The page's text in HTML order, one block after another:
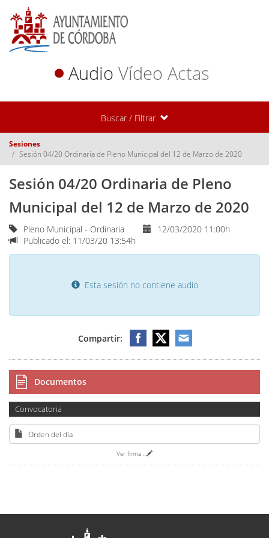
Audio Vídeo Actas
Buscar / Filtrar
Sesiones
Sesión 04/20 Ordinaria de Pleno Municipal del 12 de Marzo de 2020
Sesión 04/20 Ordinaria de Pleno
Municipal del 12 de Marzo de 2020
Pleno Municipal - Ordinaria
12/03/2020 11:00h
Publicado el: 11/03/20 13:54h
Esta sesión no contiene audio
Compartir:
Documentos
Convocatoria
Orden del día
Ver firma